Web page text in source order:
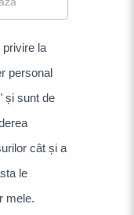
la
personal
sunt de
cât și a
le
mele.